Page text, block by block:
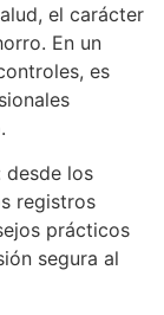
el carácter
En un
es
desde los
registros
prácticos
segura al